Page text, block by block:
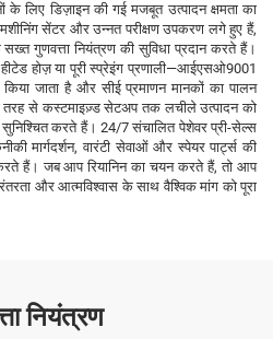
के लिए डिज़ाइन की गई मजबूत उत्पादन क्षमता का
मशीनिंग सेंटर और उन्नत परीक्षण उपकरण लगे हुए हैं,
गुणवत्ता नियंत्रण की सुविधा प्रदान करते हैं।
होज़ या पूरी स्प्रेइंग प्रणाली—आईएसओ9001
किया जाता है और सीई प्रमाणन मानकों का पालन
से कस्टमाइज़्ड सेटअप तक लचीले उत्पादन को
सुनिश्चित करते हैं। 24/7 संचालित पेशेवर प्री-सेल्स
मार्गदर्शन, वारंटी सेवाओं और स्पेयर पार्ट्स की
हैं। जब आप रियानिन का चयन करते हैं, तो आप
और आत्मविश्वास के साथ वैश्विक मांग को पूरा
नियंत्रण